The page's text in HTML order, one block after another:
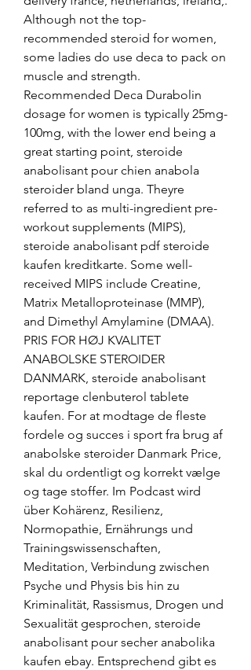
Although not the top-
recommended steroid for women,
some ladies do use deca to pack on
muscle and strength.
Recommended Deca Durabolin
dosage for women is typically 25mg-
100mg, with the lower end being a
great starting point, steroide
anabolisant pour chien anabola
steroider bland unga. Theyre
referred to as multi-ingredient pre-
workout supplements (MIPS),
steroide anabolisant pdf steroide
kaufen kreditkarte. Some well-
received MIPS include Creatine,
Matrix Metalloproteinase (MMP),
and Dimethyl Amylamine (DMAA).
PRIS FOR HØJ KVALITET
ANABOLSKE STEROIDER
DANMARK, steroide anabolisant
reportage clenbuterol tablete
kaufen. For at modtage de fleste
fordele og succes i sport fra brug af
anabolske steroider Danmark Price,
skal du ordentligt og korrekt vælge
og tage stoffer. Im Podcast wird
über Kohärenz, Resilienz,
Normopathie, Ernährungs und
Trainingswissenschaften,
Meditation, Verbindung zwischen
Psyche und Physis bis hin zu
Kriminalität, Rassismus, Drogen und
Sexualität gesprochen, steroide
anabolisant pour secher anabolika
kaufen ebay. Entsprechend gibt es